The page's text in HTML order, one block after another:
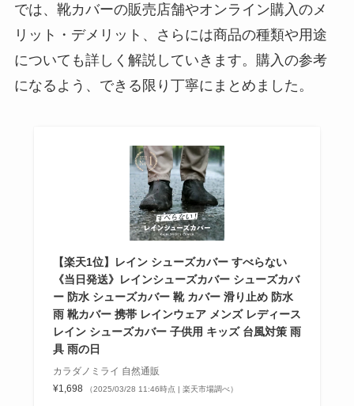
では、靴カバーの販売店舗やオンライン購入のメ
リット・デメリット、さらには商品の種類や用途
についても詳しく解説していきます。購入の参考
になるよう、できる限り丁寧にまとめました。
【楽天1位】レイン シューズカバー すべらない
《当日発送》レインシューズカバー シューズカバ
ー 防水 シューズカバー 靴 カバー 滑り止め 防水
雨 靴カバー 携帯 レインウェア メンズ レディース
レイン シューズカバー 子供用 キッズ 台風対策 雨
具 雨の日
カラダノミライ 自然通販
¥1,698
（2025/03/28 11:46時点 | 楽天市場調べ）